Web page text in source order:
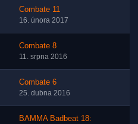
Combate 11
16. února 2017
Combate 8
11. srpna 2016
Combate 6
25. dubna 2016
BAMMA Badbeat 18: